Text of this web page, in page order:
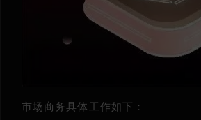
市场商务具体工作如下：